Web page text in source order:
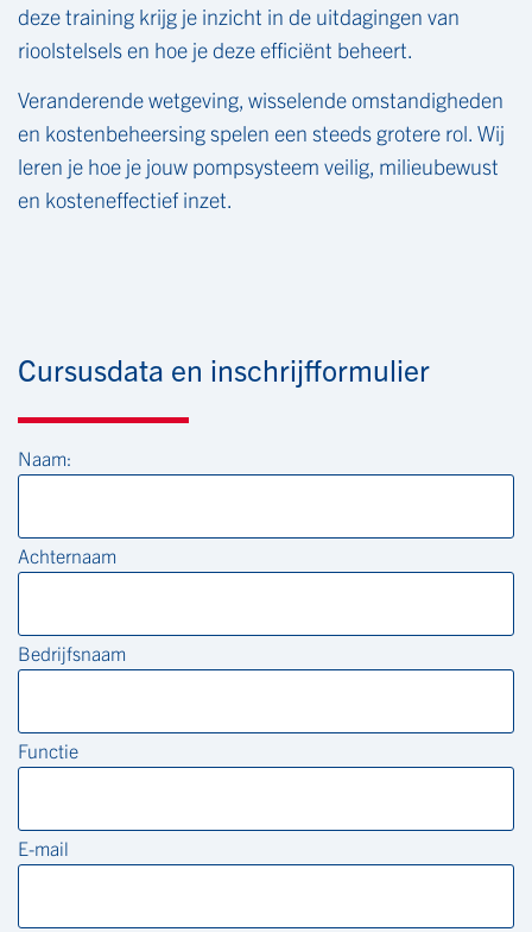
deze training krijg je inzicht in de uitdagingen van
rioolstelsels en hoe je deze efficiënt beheert.
Veranderende wetgeving, wisselende omstandigheden
en kostenbeheersing spelen een steeds grotere rol. Wij
leren je hoe je jouw pompsysteem veilig, milieubewust
en kosteneffectief inzet.
Cursusdata en inschrijfformulier
Naam:
Achternaam
Bedrijfsnaam
Functie
E-mail